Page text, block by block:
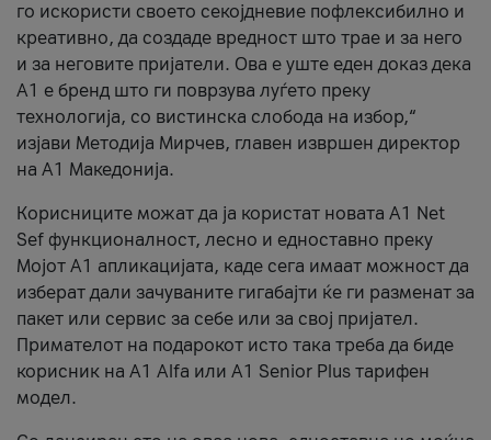
го искористи своето секојдневие пофлексибилно и
креативно, да создаде вредност што трае и за него
и за неговите пријатели. Ова е уште еден доказ дека
А1 е бренд што ги поврзува луѓето преку
технологија, со вистинска слобода на избор,“
изјави Методија Мирчев, главен извршен директор
на А1 Македонија.
Корисниците можат да ја користат новата А1 Net
Sef функционалност, лесно и едноставно преку
Мојот А1 апликацијата, каде сега имаат можност да
изберат дали зачуваните гигабајти ќе ги разменат за
пакет или сервис за себе или за свој пријател.
Примателот на подарокот исто така треба да биде
корисник на А1 Alfa или A1 Senior Plus тарифен
модел.